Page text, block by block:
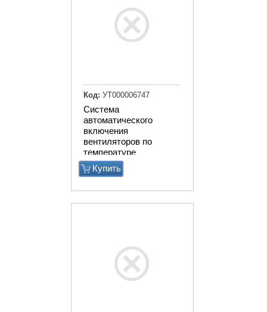
Система
автоматического
включения
вентиляторов по
температуре
Купить
Код: УТ000006747